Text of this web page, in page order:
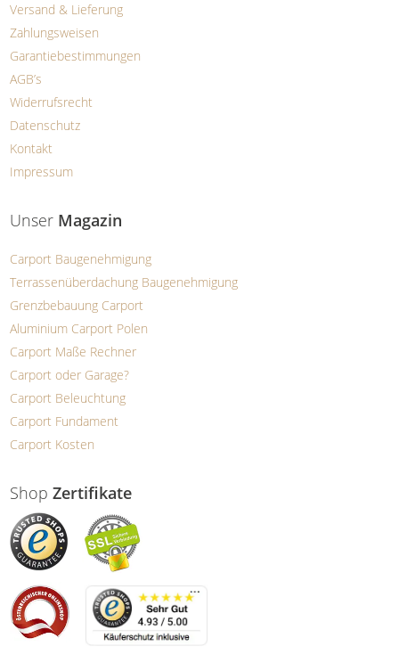
Versand & Lieferung
Zahlungsweisen
Garantiebestimmungen
AGB’s
Widerrufsrecht
Datenschutz
Kontakt
Impressum
Unser Magazin
Carport Baugenehmigung
Terrassenüberdachung Baugenehmigung
Grenzbebauung Carport
Aluminium Carport Polen
Carport Maße Rechner
Carport oder Garage?
Carport Beleuchtung
Carport Fundament
Carport Kosten
ShopZertifikate